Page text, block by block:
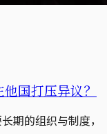
国打压异议？
期的组织与制度，